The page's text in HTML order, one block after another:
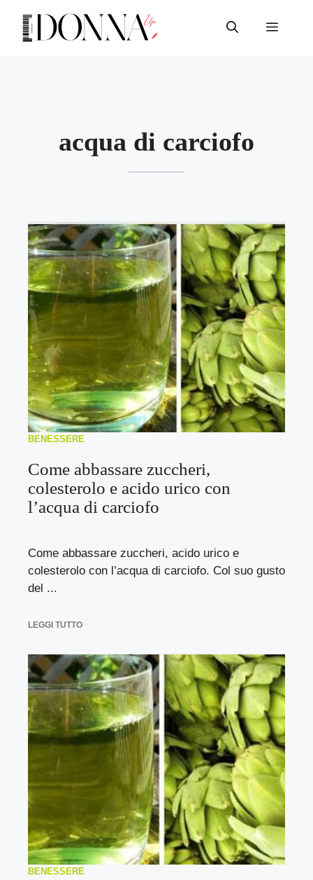
contenuto
Menu
acqua di carciofo
BENESSERE
Come abbassare zuccheri,
colesterolo e acido urico con
l’acqua di carciofo
Come abbassare zuccheri, acido urico e
colesterolo con l’acqua di carciofo. Col suo gusto
del ...
LEGGI TUTTO
BENESSERE